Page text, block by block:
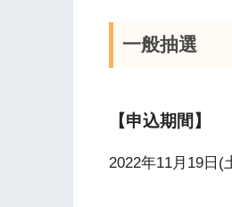
一般抽選
【申込期間】
2022年11月19日(